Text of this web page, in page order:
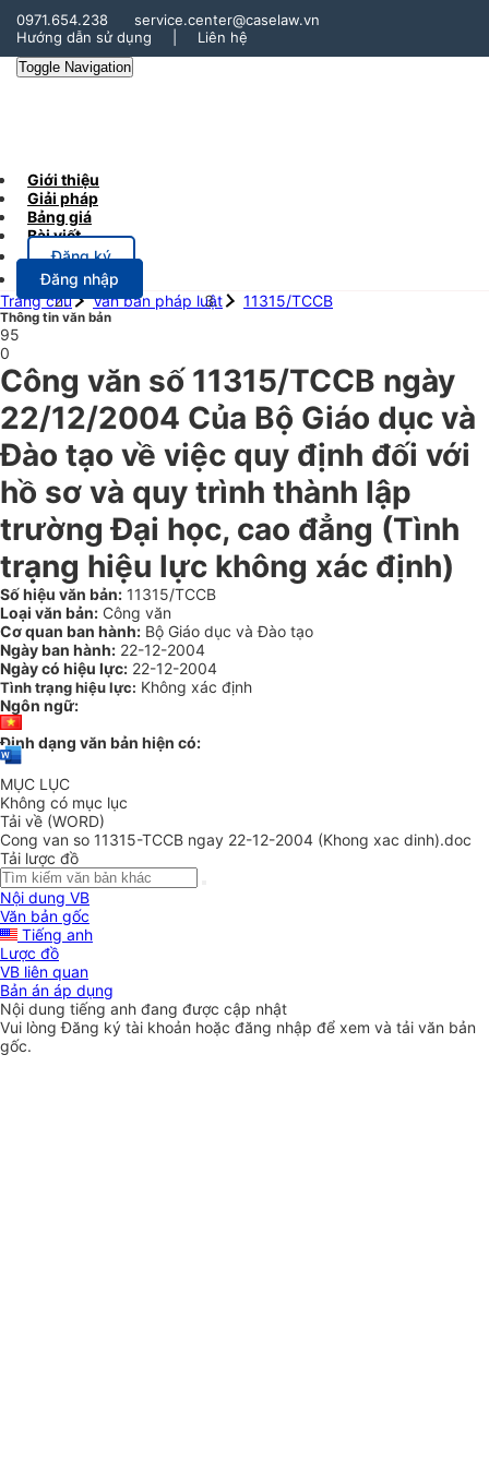
0971.654.238
service.center@caselaw.vn
Hướng dẫn sử dụng
Liên hệ
Toggle Navigation
Giới thiệu
Giải pháp
Bảng giá
Bài viết
Đăng ký
Đăng nhập
Trang chủ
Văn bản pháp luật 11315/TCCB
Thông tin văn bản
95
0
Công văn số 11315/TCCB ngày
22/12/2004 Của Bộ Giáo dục và
Đào tạo về việc quy định đối với
hồ sơ và quy trình thành lập
trường Đại học, cao đẳng (Tình
trạng hiệu lực không xác định)
Số hiệu văn bản: 11315/TCCB
Loại văn bản: Công văn
Cơ quan ban hành: Bộ Giáo dục và Đào tạo
Ngày ban hành: 22-12-2004
Ngày có hiệu lực: 22-12-2004
Tình trạng hiệu lực: Không xác định
Ngôn ngữ:
Định dạng văn bản hiện có:
MỤC LỤC
Không có mục lục
Tải về (WORD)
Cong van so 11315-TCCB ngay 22-12-2004 (Khong xac dinh).doc
Tải lược đồ
Nội dung VB
Văn bản gốc
Tiếng anh
Lược đồ
VB liên quan
Bản án áp dụng
Nội dung tiếng anh đang được cập nhật
Vui lòngĐăng ký tài khoản hoặc đăng nhập để xem và tải văn bản
gốc.